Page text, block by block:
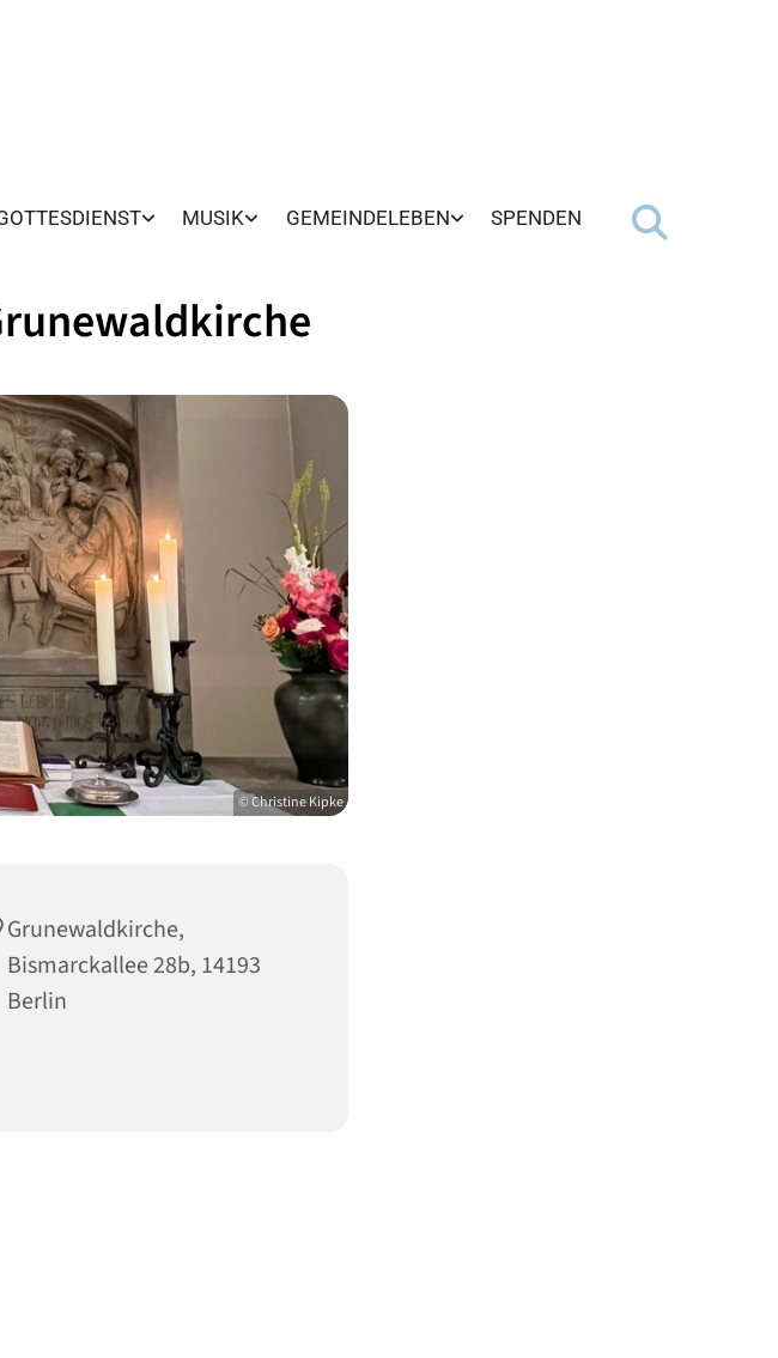
MUSIK GEMEINDELEBEN SPENDEN
© Christine Kipke
Grunewaldkirche,
Bismarckallee 28b, 14193
Berlin